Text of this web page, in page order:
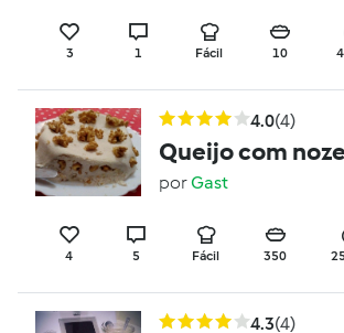
3 1 Fácil 10
4.0(4)
Queijo com
porGast
4 5 Fácil 350
4.3(4)